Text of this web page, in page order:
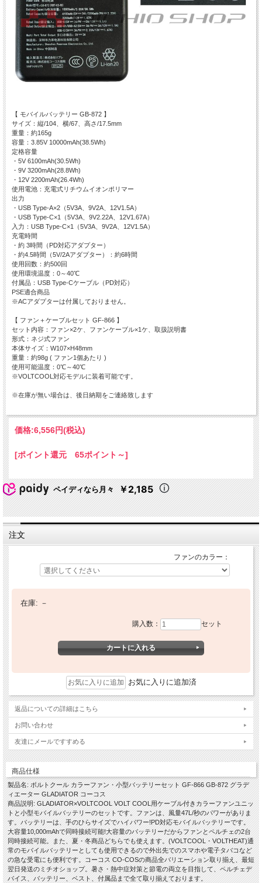
【 モバイルバッテリー GB-872 】
サイズ：縦/104、横/67、高さ/17.5mm
重量：約165g
容量：3.85V 10000mAh(38.5Wh)
定格容量
・5V 6100mAh(30.5Wh)
・9V 3200mAh(28.8Wh)
・12V 2200mAh(26.4Wh)
使用電池：充電式リチウムイオンポリマー
出力
・USB Type-A×2（5V3A、9V2A、12V1.5A）
・USB Type-C×1（5V3A、9V2.22A、12V1.67A）
入力：USB Type-C×1（5V3A、9V2A、12V1.5A）
充電時間
・約 3時間（PD対応アダプター）
・約4.5時間（5V/2Aアダプター）：約6時間
使用回数：約500回
使用環境温度：0～40℃
付属品：USB Type-Cケーブル（PD対応）
PSE適合商品
※ACアダプターは付属しておりません。
【 ファン＋ケーブルセット GF-866 】
セット内容：ファン×2ケ、ファンケーブル×1ケ、取扱説明書
形式：ネジ式ファン
本体サイズ：W107×H48mm
重量：約98g ( ファン1個あたり )
使用可能温度：0℃～40℃
※VOLTCOOL対応モデルに装着可能です。
※在庫が無い場合は、後日納期をご連絡致します
価格:6,556円(税込)
[ポイント還元 65ポイント～]
ペイディなら月々 ￥2,185
注文
ファンのカラー：
在庫: －
購入数： セット
お気に入りに追加済
返品についての詳細はこちら
お問い合わせ
友達にメールですすめる
商品仕様
製品名: ボルトクール カラーファン・小型バッテリーセット GF-866 GB-872 グラデ
ィエーター GLADIATOR コーコス
商品説明: GLADIATOR×VOLTCOOL VOLT COOL用ケーブル付きカラーファンユニッ
トと小型モバイルバッテリーのセットです。ファンは、風量47L/秒のパワーがありま
す。バッテリーは、手のひらサイズでハイパワー!PD対応モバイルバッテリーです。
大容量10,000mAhで同時接続可能!大容量のバッテリーだからファンとペルチェの2台
同時接続可能。また、夏・冬商品どちらでも使えます。(VOLTCOOL・VOLTHEAT)通
常のモバイルバッテリーとしても使用できるので外出先でのスマホや電子タバコなど
の急な受電にも便利です。コーコス CO-COSの商品全バリエーション取り揃え、最短
翌日発送のミチオショップ。暑さ・熱中症対策と節電の両立を目指して、ペルチェデ
バイス、バッテリー、ベスト、付属品まで全て取り揃えております。